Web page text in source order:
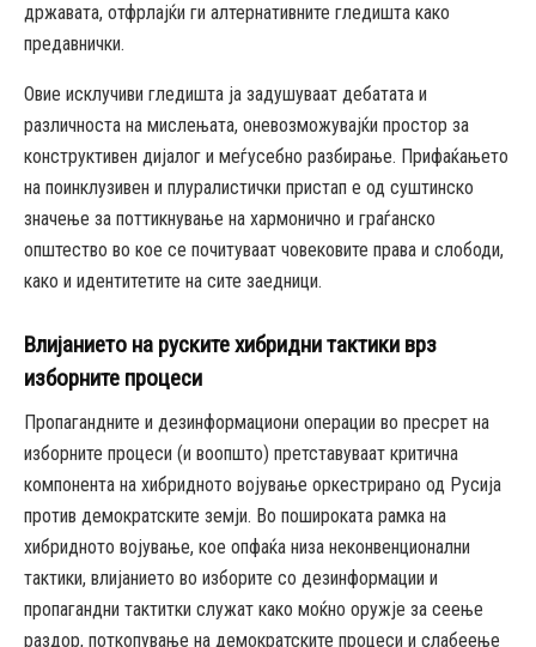
државата, отфрлајќи ги алтернативните гледишта како
предавнички.
Овие исклучиви гледишта ја задушуваат дебатата и
различноста на мислењата, оневозможувајќи простор за
конструктивен дијалог и меѓусебно разбирање. Прифаќањето
на поинклузивен и плуралистички пристап е од суштинско
значење за поттикнување на хармонично и граѓанско
општество во кое се почитуваат човековите права и слободи,
како и идентитетите на сите заедници.
Влијанието на руските хибридни тактики врз
изборните процеси
Пропагандните и дезинформациони операции во пресрет на
изборните процеси (и воопшто) претставуваат критична
компонента на хибридното војување оркестрирано од Русија
против демократските земји. Во пошироката рамка на
хибридното војување, кое опфаќа низа неконвенционални
тактики, влијанието во изборите со дезинформации и
пропагандни тактитки служат како моќно оружје за сеење
раздор, поткопување на демократските процеси и слабеење